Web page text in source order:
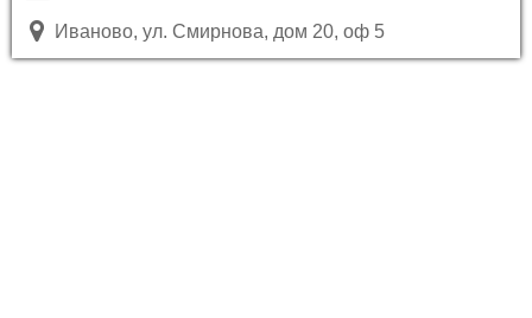
Иваново, ул. Смирнова, дом 20, оф 5